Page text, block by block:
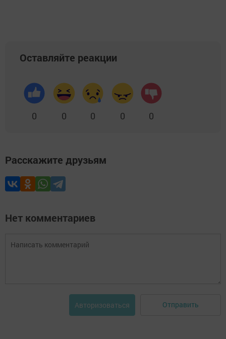
Оставляйте реакции
0 0 0 0 0
Расскажите друзьям
Нет комментариев
Авторизоваться Отправить